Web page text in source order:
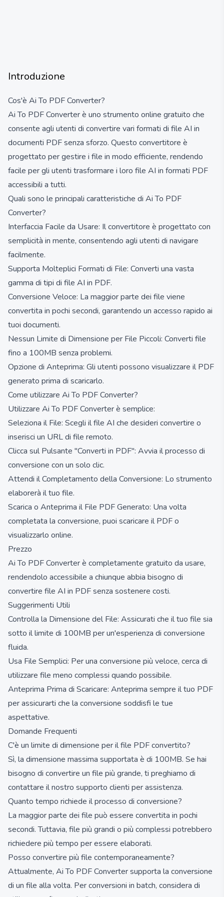
Introduzione
Cos'è Ai To PDF Converter?
Ai To PDF Converter è uno strumento online gratuito che
consente agli utenti di convertire vari formati di file AI in
documenti PDF senza sforzo. Questo convertitore è
progettato per gestire i file in modo efficiente, rendendo
facile per gli utenti trasformare i loro file AI in formati PDF
accessibili a tutti.
Quali sono le principali caratteristiche di Ai To PDF
Converter?
Interfaccia Facile da Usare: Il convertitore è progettato con
semplicità in mente, consentendo agli utenti di navigare
facilmente.
Supporta Molteplici Formati di File: Converti una vasta
gamma di tipi di file AI in PDF.
Conversione Veloce: La maggior parte dei file viene
convertita in pochi secondi, garantendo un accesso rapido ai
tuoi documenti.
Nessun Limite di Dimensione per File Piccoli: Converti file
fino a 100MB senza problemi.
Opzione di Anteprima: Gli utenti possono visualizzare il PDF
generato prima di scaricarlo.
Come utilizzare Ai To PDF Converter?
Utilizzare Ai To PDF Converter è semplice:
Seleziona il File: Scegli il file AI che desideri convertire o
inserisci un URL di file remoto.
Clicca sul Pulsante "Converti in PDF": Avvia il processo di
conversione con un solo clic.
Attendi il Completamento della Conversione: Lo strumento
elaborerà il tuo file.
Scarica o Anteprima il File PDF Generato: Una volta
completata la conversione, puoi scaricare il PDF o
visualizzarlo online.
Prezzo
Ai To PDF Converter è completamente gratuito da usare,
rendendolo accessibile a chiunque abbia bisogno di
convertire file AI in PDF senza sostenere costi.
Suggerimenti Utili
Controlla la Dimensione del File: Assicurati che il tuo file sia
sotto il limite di 100MB per un'esperienza di conversione
fluida.
Usa File Semplici: Per una conversione più veloce, cerca di
utilizzare file meno complessi quando possibile.
Anteprima Prima di Scaricare: Anteprima sempre il tuo PDF
per assicurarti che la conversione soddisfi le tue
aspettative.
Domande Frequenti
C'è un limite di dimensione per il file PDF convertito?
Sì, la dimensione massima supportata è di 100MB. Se hai
bisogno di convertire un file più grande, ti preghiamo di
contattare il nostro supporto clienti per assistenza.
Quanto tempo richiede il processo di conversione?
La maggior parte dei file può essere convertita in pochi
secondi. Tuttavia, file più grandi o più complessi potrebbero
richiedere più tempo per essere elaborati.
Posso convertire più file contemporaneamente?
Attualmente, Ai To PDF Converter supporta la conversione
di un file alla volta. Per conversioni in batch, considera di